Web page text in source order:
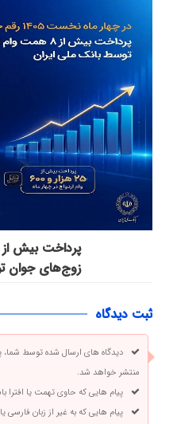
زوج‌های جوان
ثبت دیدگاه
دیدگاه های ارسال شده توسط
منتشر خواهد شد.
پیام هایی که حاوی تهمت یا افترا
پیام هایی که به غیر از زبان